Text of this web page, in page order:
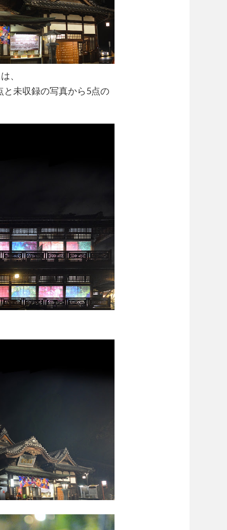
、
と未収録の写真から5点の